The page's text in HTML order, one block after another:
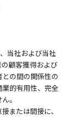
当社および当社
顧客獲得および
の間の関係性の
的有用性、完全
。
または間接に、